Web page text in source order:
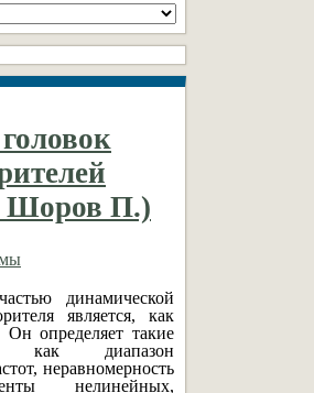
Шоров П.)
динамической
является, как
Он определяет такие
как диапазон
неравномерность
нелинейных,